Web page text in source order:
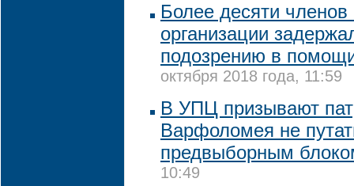
Более десяти
организации
подозрению в
октября 2018 года, 11:59
В УПЦ призывают
Варфоломея не
предвыборным
10:49